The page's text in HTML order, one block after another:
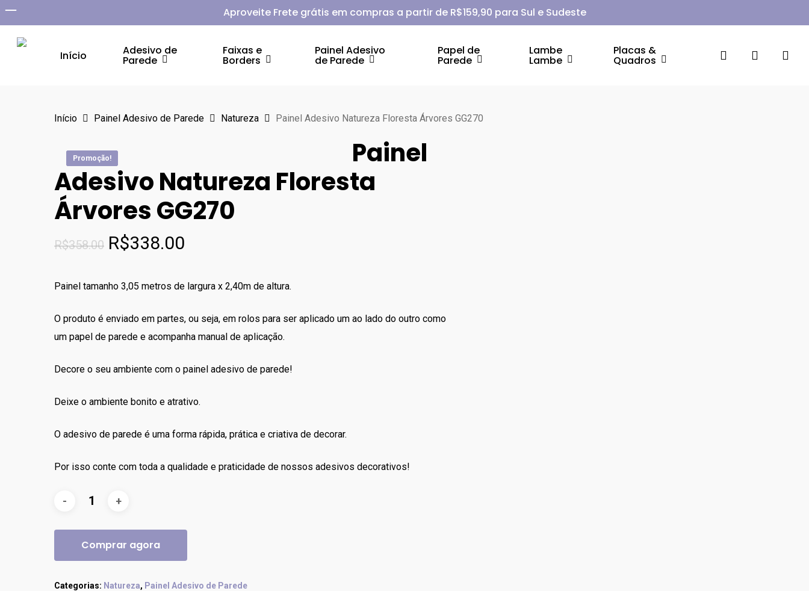
Skip
to
main
Aproveite Frete grátis em compras a partir de R$159,90 para Sul e Sudeste
Início Adesivo de
Parede
Faixas e
Borders
Painel Adesivo
de Parede
Papel de
Parede
Lambe
Lambe
Placas &
Quadros search account
Início Painel Adesivo de Parede Natureza Painel Adesivo Natureza Floresta Árvores GG270
Painel
Adesivo Natureza Floresta
Árvores GG270
R$358.00 O
original
era:
R$358.00.
R$338.00
atual
é:
R$338.00.
Painel tamanho 3,05 metros de largura x 2,40m de altura.
O produto é enviado em partes, ou seja, em rolos para ser aplicado um ao lado do outro como
um papel de parede e acompanha manual de aplicação.
Decore o seu ambiente com o painel adesivo de parede!
Deixe o ambiente bonito e atrativo.
O adesivo de parede é uma forma rápida, prática e criativa de decorar.
Por isso conte com toda a qualidade e praticidade de nossos adesivos decorativos!
Comprar agora
Categorias: Natureza, Painel Adesivo de Parede
Promoção!
Promoção!
Promoção!
Promoção!